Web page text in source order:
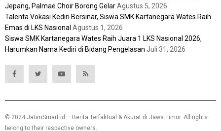
Jepang, Palmae Choir Borong GelarAgustus 5, 2026
Talenta Vokasi Kediri Bersinar, Siswa SMK Kartanegara Wates Raih
Emas di LKS Nasional Agustus 1, 2026
Siswa SMK Kartanegara Wates Raih Juara 1 LKS Nasional 2026,
Harumkan Nama Kediri di Bidang Pengelasan Juli 31, 2026
© 2024 JatimSmart.id – Berita Terfaktual & Akurat di Jawa Timur. All rights
belong to their respective owners.